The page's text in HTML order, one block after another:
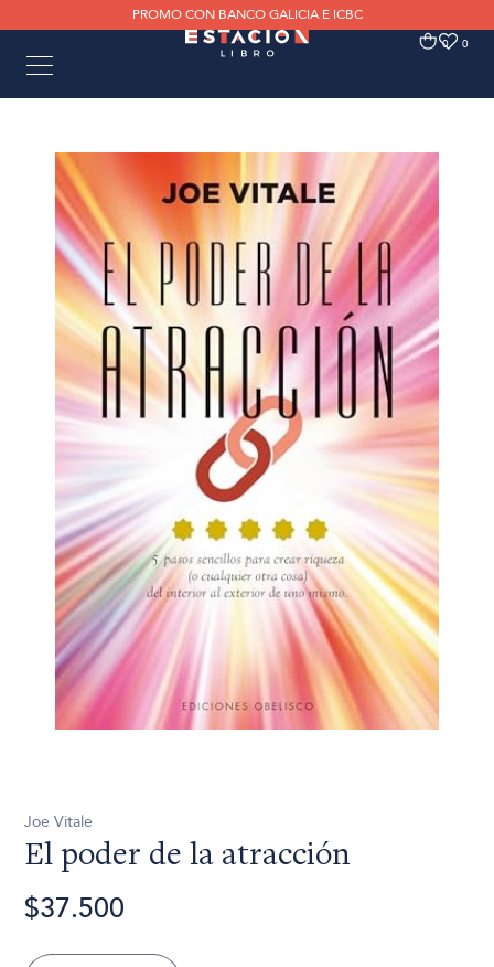
PROMO CON BANCO GALICIA E ICBC
0 0
Joe Vitale
El poder de la atracción
$37.500